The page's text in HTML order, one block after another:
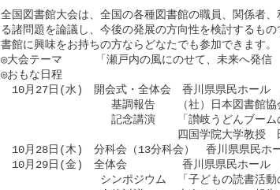
全国図書館大会は、全国の各種図書館の職員、関係者
る諸問題を論議し、今後の発展の方向性を検討するも
書館に興味をお持ちの方ならどなたでも参加できます。
◎大会テーマ　　　「瀬戸内の風にのせて、未来へ発信
◎おもな日程
10月27日(水)　開会式・全体会　香川県県民ホール
基調報告　　（社）日本図書館協会理
記念講演　　「讃岐うどんブームの仕掛
四国学院大学教授　田尾　
10月28日(木)　分科会（13分科会）　香川県県民ホ
10月29日(金)　全体会　　　　　香川県県民ホール
シンポジウム　「子どもの読書活動の推進